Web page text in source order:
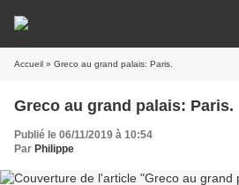
Accueil » Greco au grand palais: Paris.
Greco au grand palais: Paris.
Publié le 06/11/2019 à 10:54
Par Philippe